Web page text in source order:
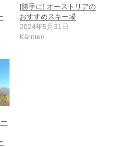
[勝手に] オーストリアの
おすすめスキー場
2024年5月31日
Kärnten